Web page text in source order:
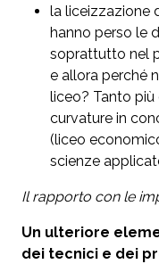
la liceizzazione
hanno perso le
soprattutto nel
e allora perché
liceo? Tanto
curvature in
(liceo
scienze
Il rapporto con le
Un ulteriore
dei tecnici e dei